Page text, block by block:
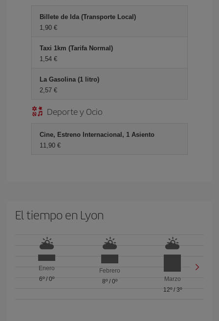
Billete de Ida (Transporte Local)
1,90 €
Taxi 1km (Tarifa Normal)
1,54 €
La Gasolina (1 litro)
2,57 €
Deporte y Ocio
Cine, Estreno Internacional, 1 Asiento
11,90 €
El tiempo en Lyon
Enero
6º/ 0º
Febrero
8º/ 0º
Marzo
12º/ 3º